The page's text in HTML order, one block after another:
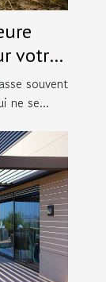
votre
souvent
ne se...